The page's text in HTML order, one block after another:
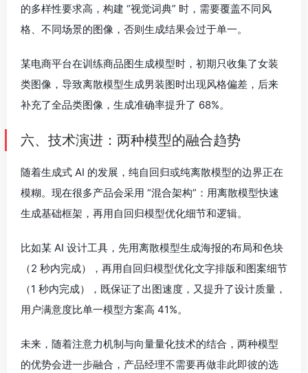
的多样性要求高，构建 “视觉词典” 时，需要覆盖不同风
格、不同场景的图像，否则生成结果会过于单一。
某电商平台在训练商品图生成模型时，初期只收集了女装
类图像，导致离散模型生成男装图时出现风格偏差，后来
补充了全品类图像，生成准确率提升了 68%。
六、技术演进：两种模型的融合趋势
随着生成式 AI 的发展，纯自回归或纯离散模型的边界正在
模糊。现在很多产品会采用 “混合架构”：用离散模型快速
生成基础框架，再用自回归模型优化细节和逻辑。
比如某 AI 设计工具，先用离散模型生成海报的布局和色块
（2 秒内完成），再用自回归模型优化文字排版和图案细节
（1 秒内完成），既保证了出图速度，又提升了设计质量，
用户满意度比单一模型方案高 41%。
未来，随着注意力机制与向量量化技术的结合，两种模型
的优势会进一步融合，产品经理不需要再做非此即彼的选